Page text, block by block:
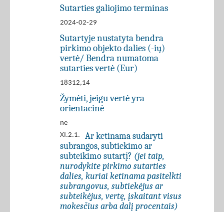
Sutarties galiojimo terminas
2024-02-29
Sutartyje nustatyta bendra
pirkimo objekto dalies (-ių)
vertė/ Bendra numatoma
sutarties vertė (Eur)
18312,14
Žymėti, jeigu vertė yra
orientacinė
ne
XI.2.1.
Ar ketinama sudaryti
subrangos, subtiekimo ar
subteikimo sutartį? (jei taip,
nurodykite pirkimo sutarties
dalies, kuriai ketinama pasitelkti
subrangovus, subtiekėjus ar
subteikėjus, vertę, įskaitant visus
mokesčius arba dalį procentais)